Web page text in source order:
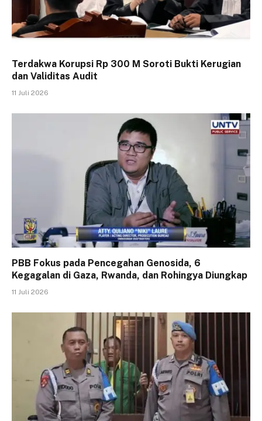
Terdakwa Korupsi Rp 300 M Soroti Bukti Kerugian
dan Validitas Audit
11 Juli 2026
PBB Fokus pada Pencegahan Genosida, 6
Kegagalan di Gaza, Rwanda, dan Rohingya Diungkap
11 Juli 2026